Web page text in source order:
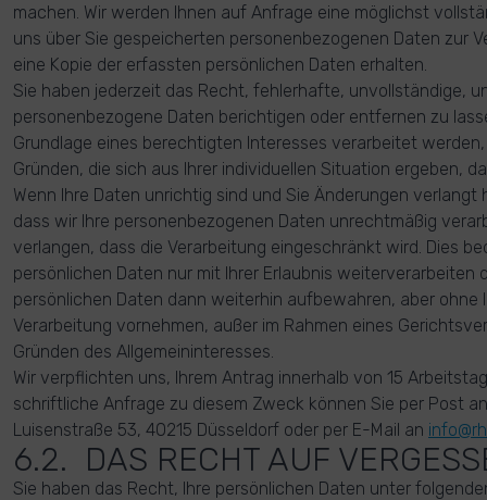
machen. Wir werden Ihnen auf Anfrage eine möglichst
uns über Sie gespeicherten personenbezogenen Daten zur
eine Kopie der erfassten persönlichen Daten erhalten.
Sie haben jederzeit das Recht, fehlerhafte, unvollständige,
personenbezogene Daten berichtigen oder entfernen zu
Grundlage eines berechtigten Interesses verarbeitet
Gründen, die sich aus Ihrer individuellen Situation ergeben,
Wenn Ihre Daten unrichtig sind und Sie Änderungen
dass wir Ihre personenbezogenen Daten unrechtmäßig
verlangen, dass die Verarbeitung eingeschränkt wird. Dies
persönlichen Daten nur mit Ihrer Erlaubnis weiterverarbeiten
persönlichen Daten dann weiterhin aufbewahren, aber ohne
Verarbeitung vornehmen, außer im Rahmen eines
Gründen des Allgemeininteresses.
Wir verpflichten uns, Ihrem Antrag innerhalb von 15
schriftliche Anfrage zu diesem Zweck können Sie per Post
Luisenstraße 53, 40215 Düsseldorf oder per E-Mail an
6.2. DAS RECHT AUF
Sie haben das Recht, Ihre persönlichen Daten unter